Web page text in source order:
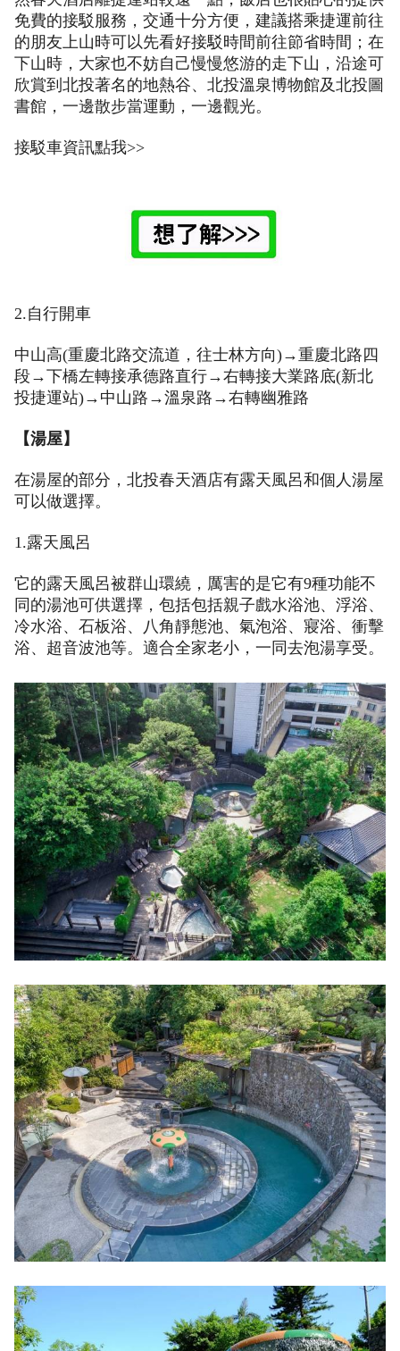
免費的接駁服務，交通十分方便，建議搭乘捷運前往
的朋友上山時可以先看好接駁時間前往節省時間；在
下山時，大家也不妨自己慢慢悠游的走下山，沿途可
欣賞到北投著名的地熱谷、北投溫泉博物館及北投圖
書館，一邊散步當運動，一邊觀光。
接駁車資訊點我>>
2.自行開車
中山高(重慶北路交流道，往士林方向)→重慶北路四
段→下橋左轉接承德路直行→右轉接大業路底(新北
投捷運站)→中山路→溫泉路→右轉幽雅路
【湯屋】
在湯屋的部分，北投春天酒店有露天風呂和個人湯屋
可以做選擇。
1.露天風呂
它的露天風呂被群山環繞，厲害的是它有9種功能不
同的湯池可供選擇，包括包括親子戲水浴池、浮浴、
冷水浴、石板浴、八角靜態池、氣泡浴、寢浴、衝擊
浴、超音波池等。適合全家老小，一同去泡湯享受。